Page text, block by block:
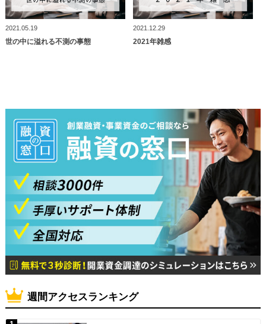
2021.05.19
世の中に溢れる不測の事態
2021.12.29
2021年雑感
週間アクセスランキング